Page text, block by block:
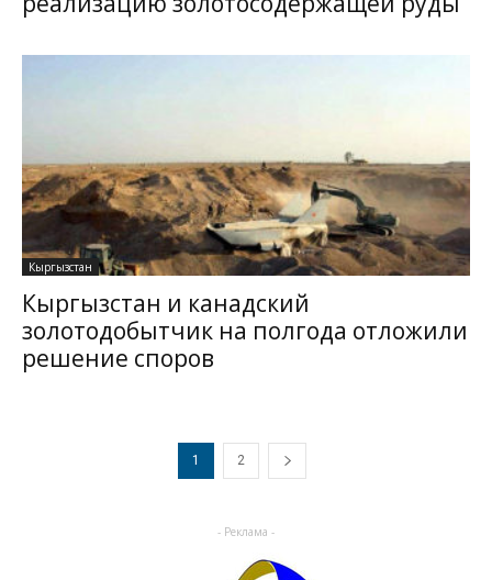
Кыргызстан
Кыргызстан и канадский
золотодобытчик на полгода отложили
решение споров
1 2
- Реклама -